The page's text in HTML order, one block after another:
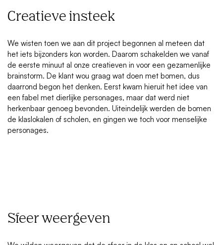
Creatieve insteek
We wisten toen we aan dit project begonnen al meteen dat
het iets bijzonders kon worden. Daarom schakelden we vanaf
de eerste minuut al onze creatieven in voor een gezamenlijke
brainstorm. De klant wou graag wat doen met bomen, dus
daarrond begon het denken. Eerst kwam hieruit het idee van
een fabel met dierlijke personages, maar dat werd niet
herkenbaar genoeg bevonden. Uiteindelijk werden de bomen
de klaslokalen of scholen, en gingen we toch voor menselijke
personages.
Sfeer weergeven